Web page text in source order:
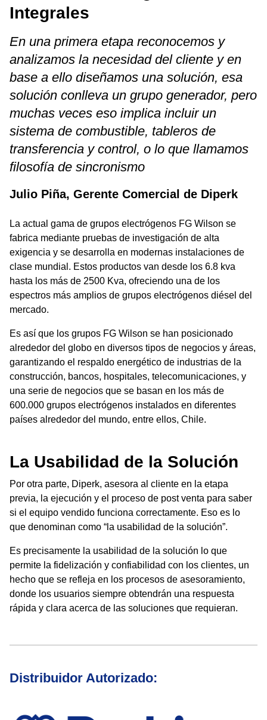
Integrales
En una primera etapa reconocemos y
analizamos la necesidad del cliente y en
base a ello diseñamos una solución, esa
solución conlleva un grupo generador, pero
muchas veces eso implica incluir un
sistema de combustible, tableros de
transferencia y control, o lo que llamamos
filosofía de sincronismo
Julio Piña, Gerente Comercial de Diperk
La actual gama de grupos electrógenos FG Wilson se
fabrica mediante pruebas de investigación de alta
exigencia y se desarrolla en modernas instalaciones de
clase mundial. Estos productos van desde los 6.8 kva
hasta los más de 2500 Kva, ofreciendo una de los
espectros más amplios de grupos electrógenos diésel del
mercado.
Es así que los grupos FG Wilson se han posicionado
alrededor del globo en diversos tipos de negocios y áreas,
garantizando el respaldo energético de industrias de la
construcción, bancos, hospitales, telecomunicaciones, y
una serie de negocios que se basan en los más de
600.000 grupos electrógenos instalados en diferentes
países alrededor del mundo, entre ellos, Chile.
La Usabilidad de la Solución
Por otra parte, Diperk, asesora al cliente en la etapa
previa, la ejecución y el proceso de post venta para saber
si el equipo vendido funciona correctamente. Eso es lo
que denominan como “la usabilidad de la solución”.
Es precisamente la usabilidad de la solución lo que
permite la fidelización y confiabilidad con los clientes, un
hecho que se refleja en los procesos de asesoramiento,
donde los usuarios siempre obtendrán una respuesta
rápida y clara acerca de las soluciones que requieran.
Distribuidor Autorizado: